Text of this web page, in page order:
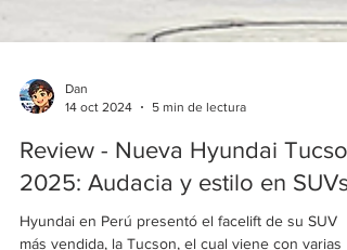
Dan
14 oct 2024
5 min de lectura
Review - Nueva Hyundai